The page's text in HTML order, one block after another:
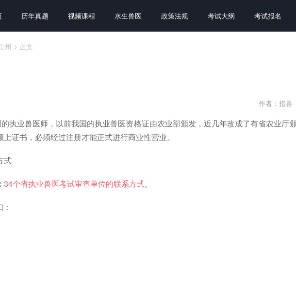
历年真题 视频课程 水生兽医 政策法规 考试大纲 考试报名
州 > 正文
作者：指兽
的执业兽医师，以前我国的执业兽医资格证由农业部颁发，近几年改成了有省农业厅
证书，必须经过注册才能正式进行商业性营业。
式
34个省执业兽医考试审查单位的联系方式。